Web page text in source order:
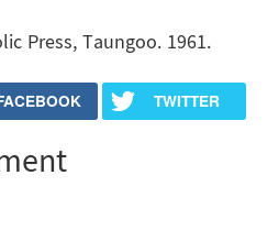
Press, Taungoo. 1961.
TWITTER